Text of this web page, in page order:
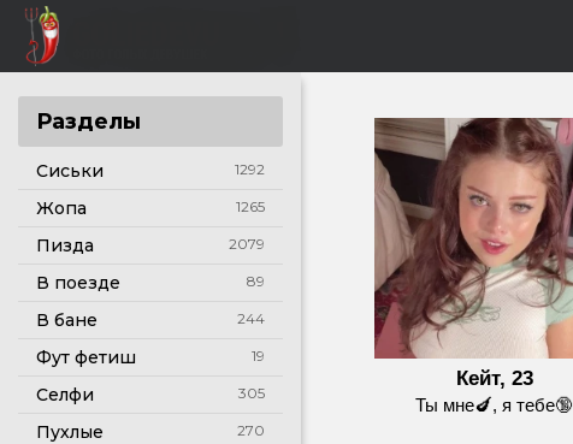
Разделы
Сиськи 1292
Жопа 1265
Пизда 2079
В поезде 89
В бане 244
Фут фетиш 19
Селфи 305
Пухлые 270
Кейт, 23
Ты мне🍆, я тебе🔞